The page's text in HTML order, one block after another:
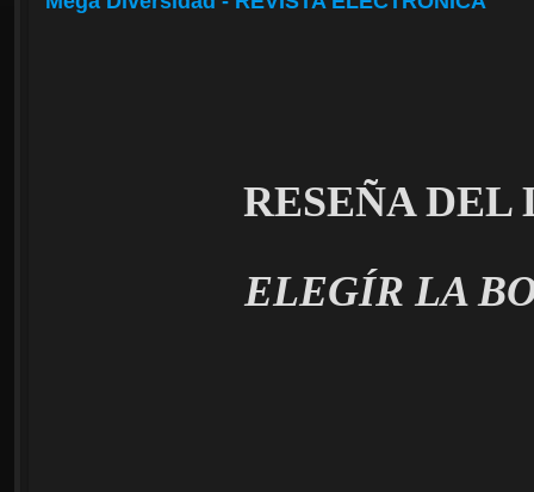
RESEÑA
ELEGÍR LA